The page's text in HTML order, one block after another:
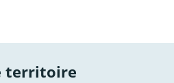
territoire